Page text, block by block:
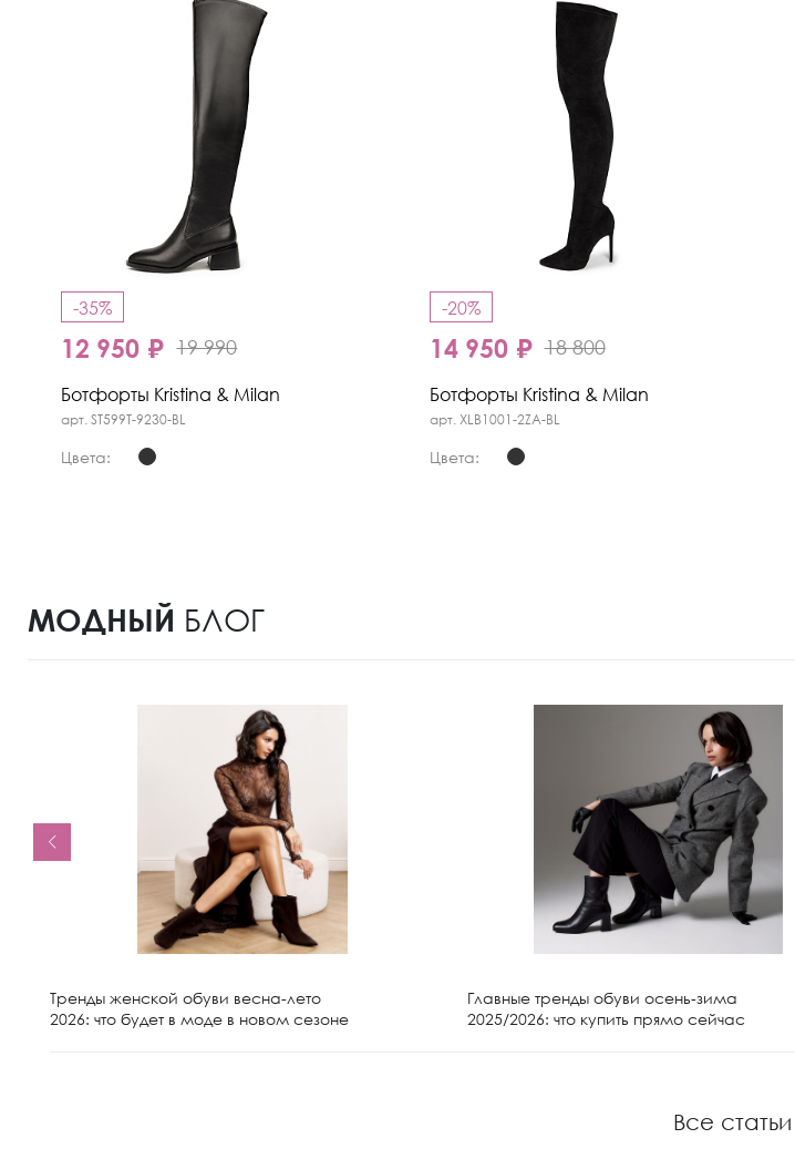
-35%
12 950 ₽ 19 990
Ботфорты Kristina & Milan
арт. ST599T-9230-BL
Цвета:
-20%
14 950 ₽ 18 800
Ботфорты Kristina & Milan
арт. XLB1001-2ZA-BL
Цвета:
МОДНЫЙ БЛОГ
Тренды женской обуви весна-лето
2026: что будет в моде в новом сезоне
Главные тренды обуви осень-зима
2025/2026: что купить прямо сейчас
Все статьи